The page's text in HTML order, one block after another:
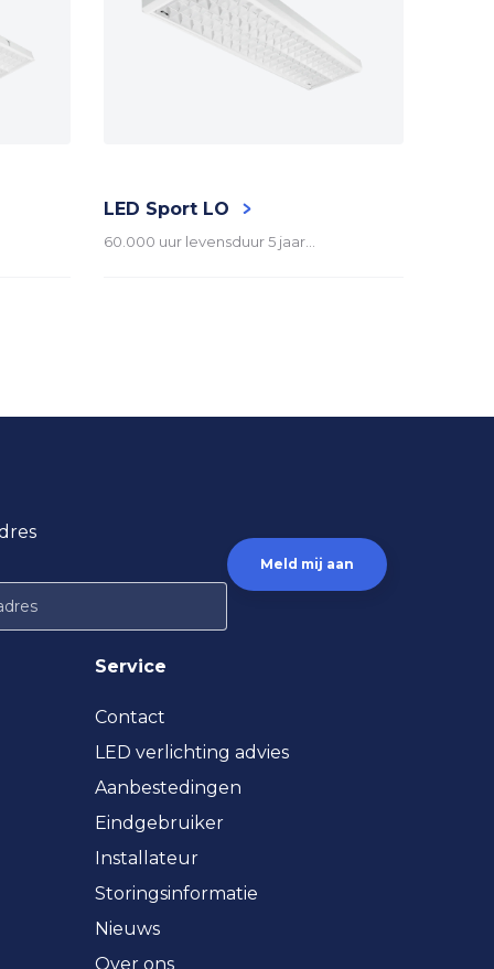
LED Sport LO
60.000 uur levensduur 5 jaar…
Service
Contact
LED verlichting advies
Aanbestedingen
Eindgebruiker
Installateur
Storingsinformatie
Nieuws
Over ons